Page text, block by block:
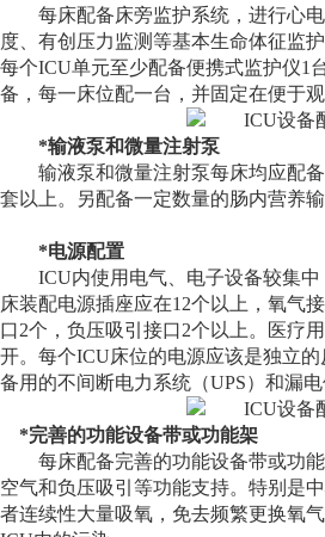
每床配备床旁监护系统，进行心
度、有创压力监测等基本生命体征监
每个ICU单元至少配备便携式监护仪1
备，每一床位配一台，并固定在便于
*输液泵和微量注射泵
输液泵和微量注射泵每床均应配
套以上。另配备一定数量的肠内营养输
*电源配置
ICU内使用电气、电子设备较集
床装配电源插座应在12个以上，氧气
口2个，负压吸引接口2个以上。医疗
开。每个ICU床位的电源应该是独立的
备用的不间断电力系统（UPS）和漏电
*完善的功能设备带或功能架
每床配备完善的功能设备带或功
空气和负压吸引等功能支持。特别是
者连续性大量吸氧，免去频繁更换氧